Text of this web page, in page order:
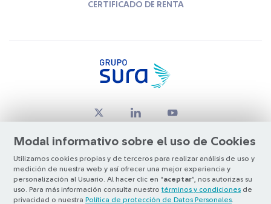
Modal informativo sobre el uso de Cookies
Utilizamos cookies propias y de terceros para realizar análisis de uso y
medición de nuestra web y así ofrecer una mejor experiencia y
personalización al Usuario. Al hacer clic en “aceptar”, nos autorizas su
uso. Para más información consulta nuestro términos y condiciones de
privacidad o nuestra Política de protección de Datos Personales
CERTIFICADO DE RENTA
© Copyright Grupo SURA 2026